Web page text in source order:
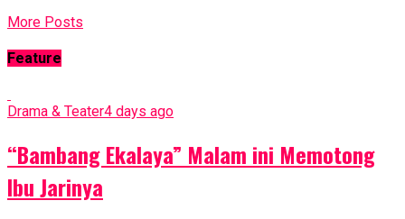
More Posts
Feature
Drama & Teater4 days ago
“Bambang Ekalaya” Malam ini Memotong
Ibu Jarinya